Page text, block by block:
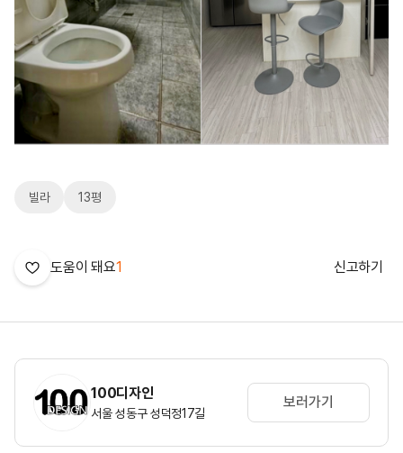
빌라 13평
도움이 돼요1 신고하기
100디자인
서울 성동구 성덕정17길
보러가기